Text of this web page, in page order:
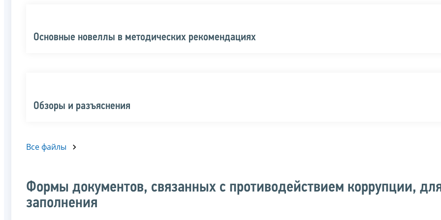
Основные новеллы в методических рекомендациях
Обзоры и разъяснения
Все файлы
Формы документов, связанных с противодействием коррупции,
заполнения